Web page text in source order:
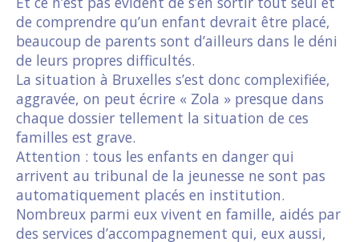
de comprendre qu’un enfant devrait être placé,
beaucoup de parents sont d’ailleurs dans le déni
de leurs propres difficultés.
La situation à Bruxelles s’est donc complexifiée,
aggravée, on peut écrire « Zola » presque dans
chaque dossier tellement la situation de ces
familles est grave.
Attention : tous les enfants en danger qui
arrivent au tribunal de la jeunesse ne sont pas
automatiquement placés en institution.
Nombreux parmi eux vivent en famille, aidés par
des services d’accompagnement qui, eux aussi,